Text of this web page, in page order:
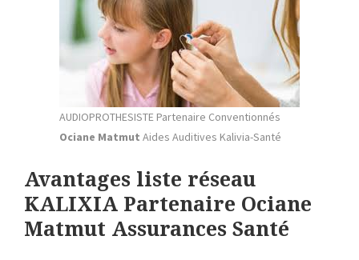
AUDIOPROTHESISTE Partenaire Conventionnés
Ociane Matmut Aides Auditives Kalivia-Santé
Avantages liste réseau
KALIXIA Partenaire Ociane
Matmut Assurances Santé